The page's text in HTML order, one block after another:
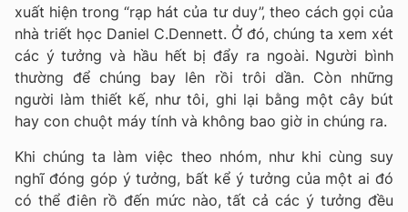
xuất hiện trong “rạp hát của tư duy”, theo cách gọi của
nhà triết học Daniel C.Dennett. Ở đó, chúng ta xem xét
các ý tưởng và hầu hết bị đẩy ra ngoài. Người bình
thường để chúng bay lên rồi trôi dần. Còn những
người làm thiết kế, như tôi, ghi lại bằng một cây bút
hay con chuột máy tính và không bao giờ in chúng ra.
Khi chúng ta làm việc theo nhóm, như khi cùng suy
nghĩ đóng góp ý tưởng, bất kể ý tưởng của một ai đó
có thể điên rồ đến mức nào, tất cả các ý tưởng đều